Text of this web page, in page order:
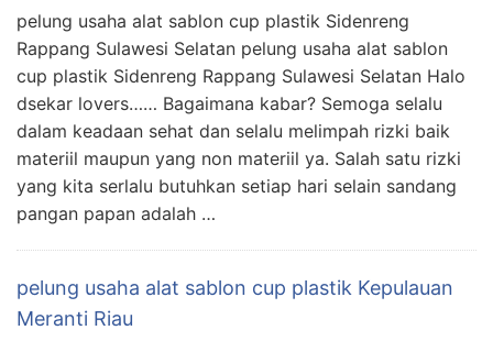
pelung usaha alat sablon cup plastik Sidenreng
Rappang Sulawesi Selatan pelung usaha alat sablon
cup plastik Sidenreng Rappang Sulawesi Selatan Halo
dsekar lovers…… Bagaimana kabar? Semoga selalu
dalam keadaan sehat dan selalu melimpah rizki baik
materiil maupun yang non materiil ya. Salah satu rizki
yang kita serlalu butuhkan setiap hari selain sandang
pangan papan adalah …
pelung usaha alat sablon cup plastik Kepulauan
Meranti Riau